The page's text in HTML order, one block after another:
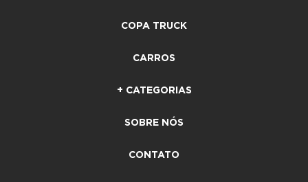
COPA TRUCK
CARROS
+ CATEGORIAS
SOBRE NÓS
CONTATO